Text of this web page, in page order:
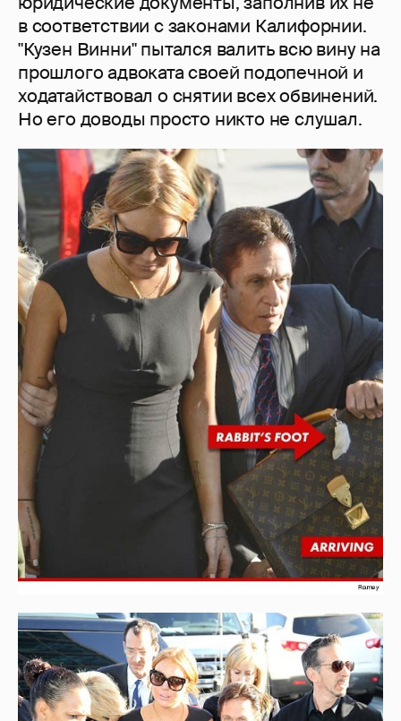
в соответствии с законами Калифорнии.
"Кузен Винни" пытался валить всю вину на
прошлого адвоката своей подопечной и
ходатайствовал о снятии всех обвинений.
Но его доводы просто никто не слушал.